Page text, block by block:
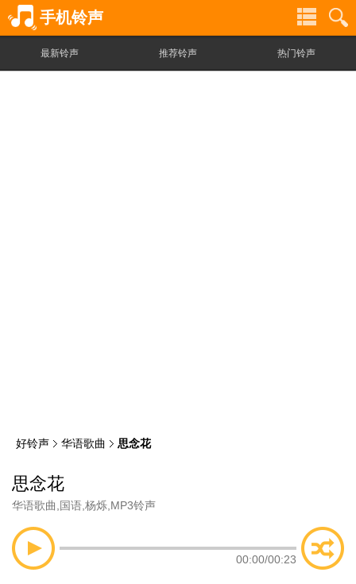
手机铃声
最新铃声 推荐铃声 热门铃声
好铃声 华语歌曲 思念花
思念花
华语歌曲 国语 杨烁 MP3铃声
00:00/00:23